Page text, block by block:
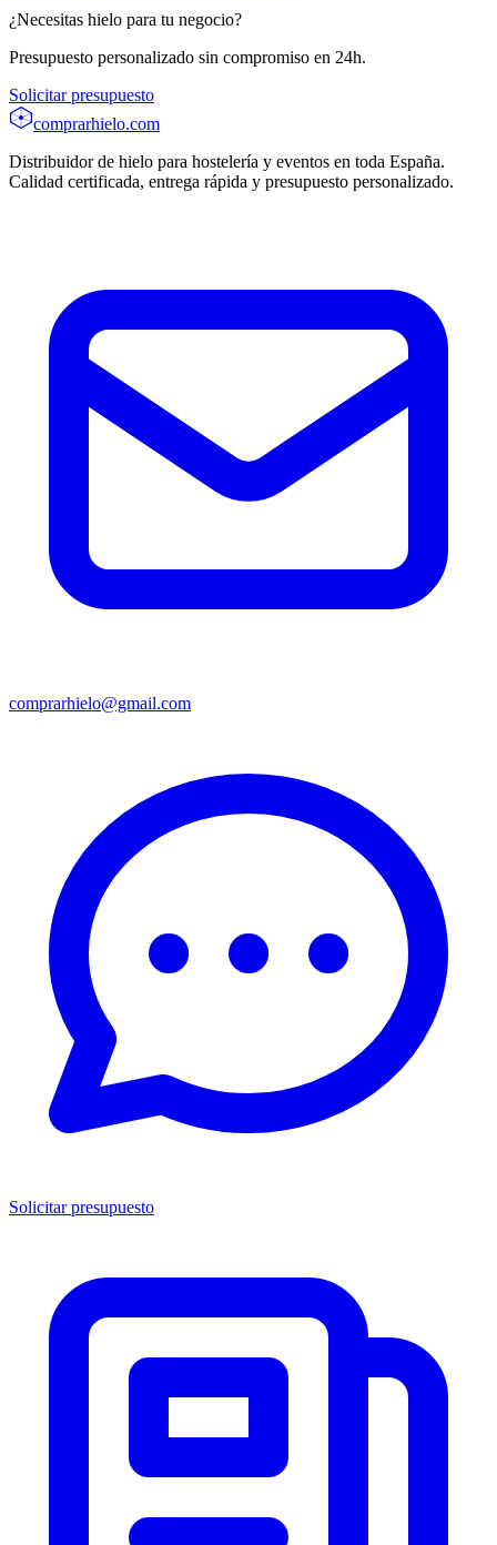
¿Necesitas hielo para tu negocio?
Presupuesto personalizado sin compromiso en 24h.
Solicitar presupuesto
comprarhielo.com
Distribuidor de hielo para hostelería y eventos en toda España.
Calidad certificada, entrega rápida y presupuesto personalizado.
comprarhielo@gmail.com
Solicitar presupuesto